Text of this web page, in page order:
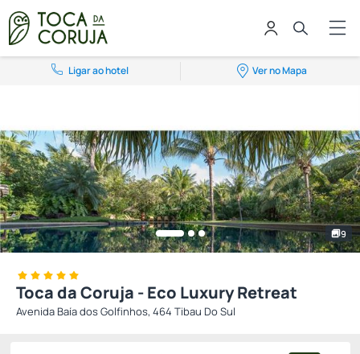
Ligar ao hotel Ver no Mapa
9
Toca da Coruja - Eco Luxury Retreat
Avenida Baía dos Golfinhos, 464 Tibau Do Sul